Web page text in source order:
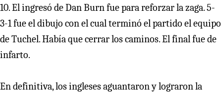
10. El ingresó de Dan Burn fue para reforzar la zaga. 5-
3-1 fue el dibujo con el cual terminó el partido el equipo
de Tuchel. Había que cerrar los caminos. El final fue de
infarto.
En definitiva, los ingleses aguantaron y lograron la